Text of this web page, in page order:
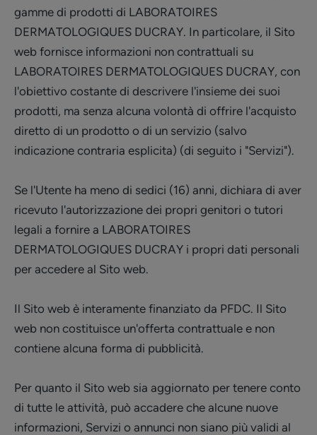
gamme di prodotti di LABORATOIRES
DERMATOLOGIQUES DUCRAY. In particolare, il Sito
web fornisce informazioni non contrattuali su
LABORATOIRES DERMATOLOGIQUES DUCRAY, con
l'obiettivo costante di descrivere l'insieme dei suoi
prodotti, ma senza alcuna volontà di offrire l'acquisto
diretto di un prodotto o di un servizio (salvo
indicazione contraria esplicita) (di seguito i "Servizi").
Se l'Utente ha meno di sedici (16) anni, dichiara di aver
ricevuto l'autorizzazione dei propri genitori o tutori
legali a fornire a LABORATOIRES
DERMATOLOGIQUES DUCRAY i propri dati personali
per accedere al Sito web.
Il Sito web è interamente finanziato da PFDC. Il Sito
web non costituisce un'offerta contrattuale e non
contiene alcuna forma di pubblicità.
Per quanto il Sito web sia aggiornato per tenere conto
di tutte le attività, può accadere che alcune nuove
informazioni, Servizi o annunci non siano più validi al